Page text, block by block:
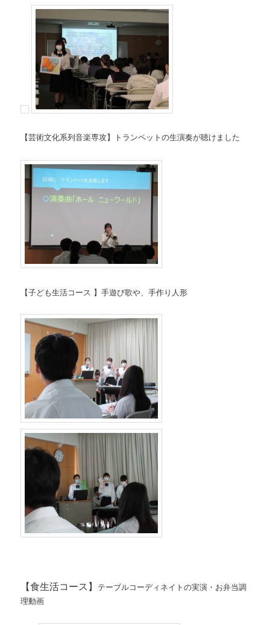
【芸術文化系列音楽専攻】トランペットの生演奏が聴けました
【子ども生活コース 】手遊び歌や、手作り人形
【食生活コース】 テーブルコーディネイトの実演・お弁当調
理動画